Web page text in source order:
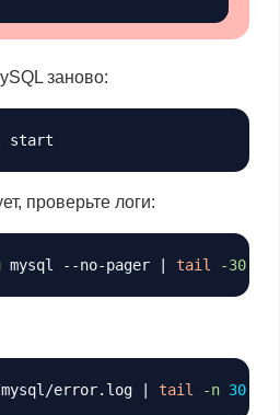
заново:
проверьте логи:
mysql --no-pager tail -30
Копировать
error.log tail -n 30
Копировать